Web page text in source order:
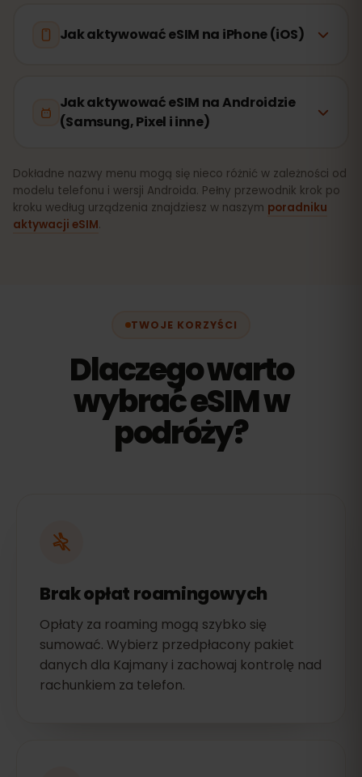
Jak aktywować eSIM na iPhone (iOS)
Jak aktywować eSIM na Androidzie
(Samsung, Pixel i inne)
Dokładne nazwy menu mogą się nieco różnić w zależności od
modelu telefonu i wersji Androida. Pełny przewodnik krok po
kroku według urządzenia znajdziesz w naszym poradniku
aktywacji eSIM.
TWOJE KORZYŚCI
Dlaczego warto
wybrać eSIM w
podróży?
Brak opłat roamingowych
Opłaty za roaming mogą szybko się
sumować. Wybierz przedpłacony pakiet
danych dla Kajmany i zachowaj kontrolę nad
rachunkiem za telefon.